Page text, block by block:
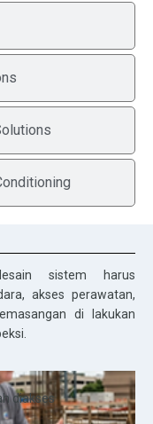
sistem harus
akses perawatan,
di lakukan
diakses